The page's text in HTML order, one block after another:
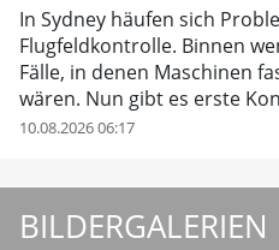
In Sydney häufen sich
Flugfeldkontrolle. Binnen
Fälle, in denen Maschinen
wären. Nun gibt es erste
10.08.2026 06:17
BILDERGALERIEN